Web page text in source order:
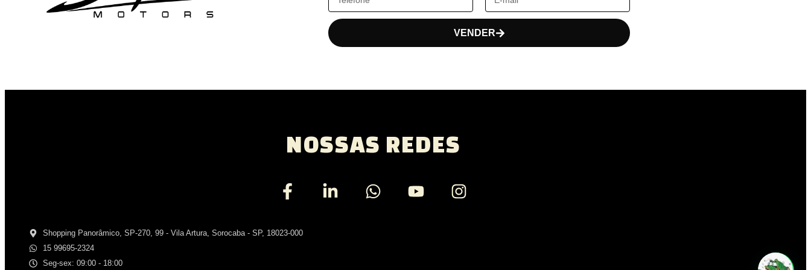
VENDER
NOSSAS REDES
Shopping Panorâmico, SP-270, 99 - Vila Artura, Sorocaba - SP, 18023-000
15 99695-2324
Seg-sex: 09:00 - 18:00